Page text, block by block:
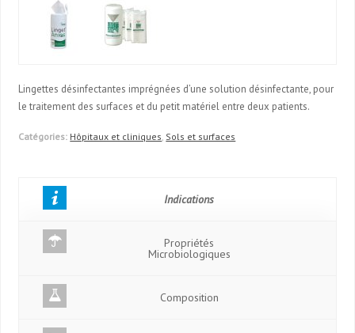
Lingettes désinfectantes imprégnées d’une solution désinfectante, pour
le traitement des surfaces et du petit matériel entre deux patients.
Catégories: Hôpitaux et cliniques, Sols et surfaces
Indications
Propriétés
Microbiologiques
Composition